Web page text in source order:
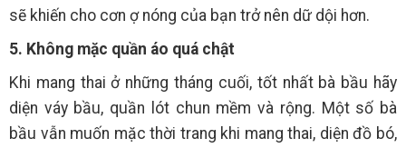
sẽ khiến cho cơn ợ nóng của bạn trở nên dữ dội hơn.
5. Không mặc quần áo quá chật
Khi mang thai ở những tháng cuối, tốt nhất bà bầu hãy
diện váy bầu, quần lót chun mềm và rộng. Một số bà
bầu vẫn muốn mặc thời trang khi mang thai, diện đồ bó,